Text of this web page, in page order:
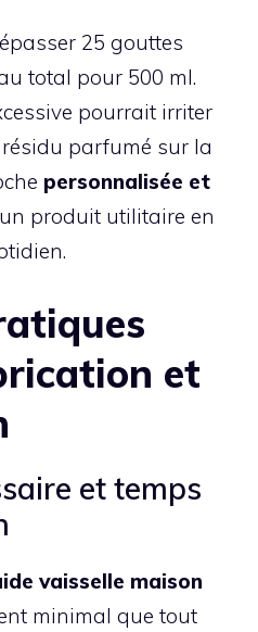
25 gouttes
total pour 500 ml.
pourrait irriter
parfumé sur la
personnalisée et
produit utilitaire en
et
et temps
vaisselle maison
minimal que tout